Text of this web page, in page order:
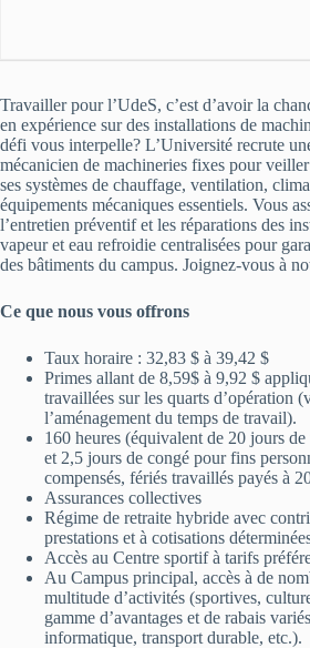
Travailler pour l’UdeS, c’est d’avoir la
en expérience sur des installations de
défi vous interpelle? L’Université recrute
mécanicien de machineries fixes pour
ses systèmes de chauffage, ventilation,
équipements mécaniques essentiels. Vous
l’entretien préventif et les réparations des
vapeur et eau refroidie centralisées pour
des bâtiments du campus. Joignez-vous à
Ce que nous vous offrons
Taux horaire : 32,83 $ à 39,42 $
Primes allant de 8,59$ à 9,92 $
travaillées sur les quarts d’opération
l’aménagement du temps de travail).
160 heures (équivalent de 20 jours
et 2,5 jours de congé pour fins
compensés, fériés travaillés payés à
Assurances collectives
Régime de retraite hybride avec
prestations et à cotisations
Accès au Centre sportif à tarifs
Au Campus principal, accès à de
multitude d’activités (sportives,
gamme d’avantages et de rabais
informatique, transport durable, etc.).